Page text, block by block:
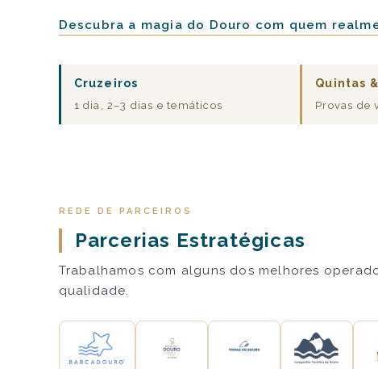
Descubra a magia do Douro com quem
Cruzeiros
1 dia, 2–3 dias e temáticos
Quintas
Provas de
REDE DE PARCEIROS
Parcerias Estratégicas
Trabalhamos com alguns dos melhores
qualidade.